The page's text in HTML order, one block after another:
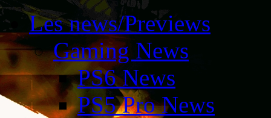
Les news/Previews
Gaming News
PS6 News
PS5 Pro News